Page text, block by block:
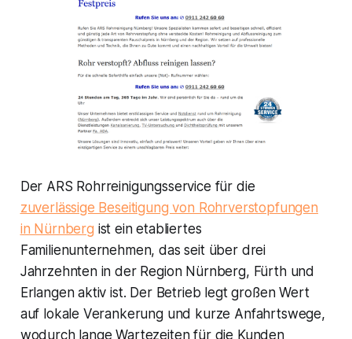
Der ARS Rohrreinigungsservice für die
zuverlässige Beseitigung von Rohrverstopfungen
in Nürnberg ist ein etabliertes
Familienunternehmen, das seit über drei
Jahrzehnten in der Region Nürnberg, Fürth und
Erlangen aktiv ist. Der Betrieb legt großen Wert
auf lokale Verankerung und kurze Anfahrtswege,
wodurch lange Wartezeiten für die Kunden